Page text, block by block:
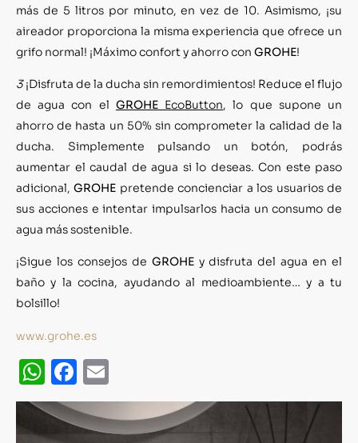
más de 5 litros por minuto, en vez de 10. Asimismo, ¡su
aireador proporciona la misma experiencia que ofrece un
grifo normal! ¡Máximo confort y ahorro con GROHE!
3¡Disfruta de la ducha sin remordimientos! Reduce el flujo
de agua con el GROHEEcoButton, lo que supone un
ahorro de hasta un 50% sin comprometer la calidad de la
ducha. Simplemente pulsando un botón, podrás
aumentar el caudal de agua si lo deseas. Con este paso
adicional,GROHE pretende concienciar a los usuarios de
sus acciones e intentar impulsarlos hacia un consumo de
agua más sostenible.
¡Sigue los consejos de GROHE y disfruta del agua en el
baño y la cocina, ayudando al medioambiente… y a tu
bolsillo!
www.grohe.es
WhatsApp
Facebook